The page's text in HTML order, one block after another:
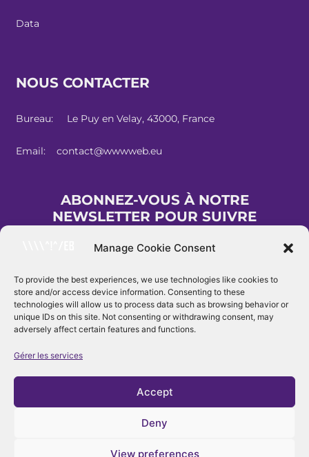
Manage Cookie Consent
To provide the best experiences, we use technologies like cookies to
store and/or access device information. Consenting to these
technologies will allow us to process data such as browsing behavior or
unique IDs on this site. Not consenting or withdrawing consent, may
adversely affect certain features and functions.
Gérer les services
Accept
Deny
View preferences
Data
NOUS CONTACTER
Bureau: Le Puy en Velay, 43000, France
Email: contact@wwwweb.eu
ABONNEZ-VOUS À NOTRE
NEWSLETTER POUR SUIVRE
INSCRIPTION